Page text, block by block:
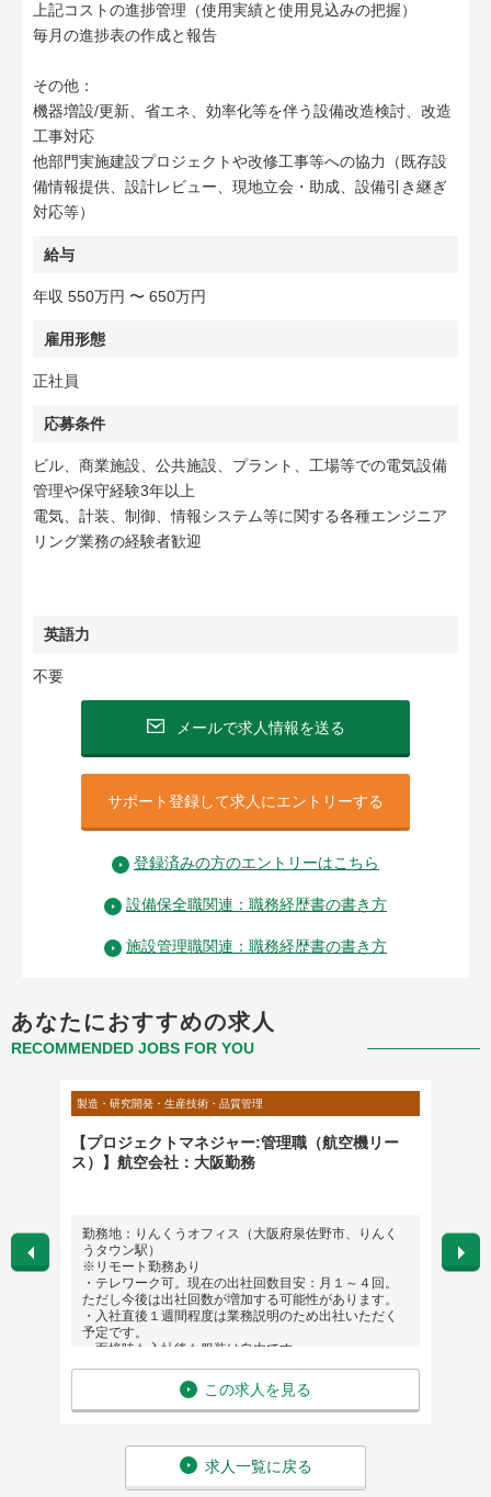
上記コストの進捗管理（使用実績と使用見込みの把握）
毎月の進捗表の作成と報告
その他：
機器増設/更新、省エネ、効率化等を伴う設備改造検討、改造
工事対応
他部門実施建設プロジェクトや改修工事等への協力（既存設
備情報提供、設計レビュー、現地立会・助成、設備引き継ぎ
対応等）
給与
年収 550万円 〜 650万円
雇用形態
正社員
応募条件
ビル、商業施設、公共施設、プラント、工場等での電気設備
管理や保守経験3年以上
電気、計装、制御、情報システム等に関する各種エンジニア
リング業務の経験者歓迎
英語力
不要
メールで求人情報を送る
サポート登録して求人にエントリーする
登録済みの方のエントリーはこちら
設備保全職関連：職務経歴書の書き方
施設管理職関連：職務経歴書の書き方
あなたにおすすめの求人
RECOMMENDED JOBS FOR YOU
製造・研究開発・生産技術・品質管理
【プロジェクトマネジャー:管理職（航空機リー
ス）】航空会社：大阪勤務
勤務地：りんくうオフィス（大阪府泉佐野市、りんく
うタウン駅）
※リモート勤務あり
・テレワーク可。現在の出社回数目安：月１～４回。
ただし今後は出社回数が増加する可能性があります。
・入社直後１週間程度は業務説明のため出社いただく
予定です。
・面接時も入社後も服装は自由です。
英語力：中級（ビジネス経験）
給 与：年収 700万円 〜 1,000万円
この求人を見る
勤務
英語
給
求人一覧に戻る